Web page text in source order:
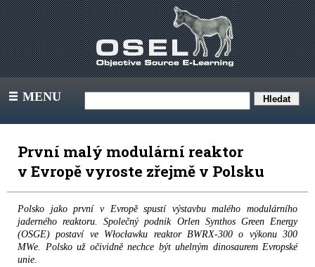
III MENU
První malý modulární reaktor
v Evropě vyroste zřejmě v Polsku
Polsko jako první v Evropě spustí výstavbu malého modulárního
jaderného reaktoru. Společný podnik Orlen Synthos Green Energy
(OSGE) postaví ve Włocławku reaktor BWRX-300 o výkonu 300
MWe. Polsko už očividně nechce být uhelným dinosaurem Evropské
unie.